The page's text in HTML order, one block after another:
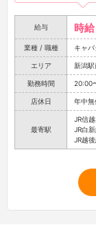
給与 時給
業種 / 職種 キャ
エリア 新潟
勤務時間 20:00
店休日 年中無
最寄駅
JR信
JR白
JR越